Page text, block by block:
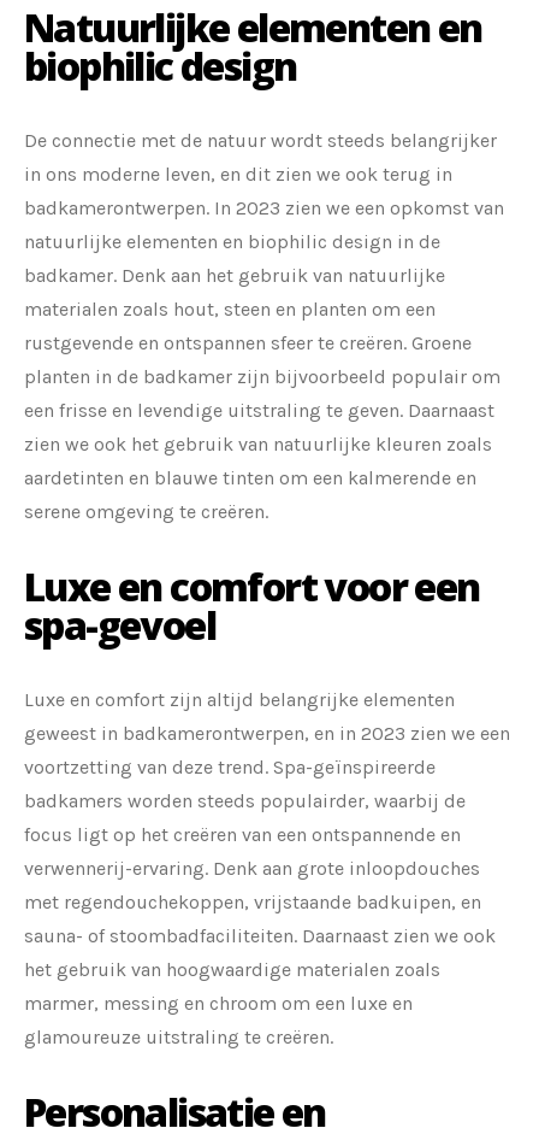
Natuurlijke elementen en
biophilic design
De connectie met de natuur wordt steeds belangrijker
in ons moderne leven, en dit zien we ook terug in
badkamerontwerpen. In 2023 zien we een opkomst van
natuurlijke elementen en biophilic design in de
badkamer. Denk aan het gebruik van natuurlijke
materialen zoals hout, steen en planten om een
rustgevende en ontspannen sfeer te creëren. Groene
planten in de badkamer zijn bijvoorbeeld populair om
een frisse en levendige uitstraling te geven. Daarnaast
zien we ook het gebruik van natuurlijke kleuren zoals
aardetinten en blauwe tinten om een kalmerende en
serene omgeving te creëren.
Luxe en comfort voor een
spa-gevoel
Luxe en comfort zijn altijd belangrijke elementen
geweest in badkamerontwerpen, en in 2023 zien we een
voortzetting van deze trend. Spa-geïnspireerde
badkamers worden steeds populairder, waarbij de
focus ligt op het creëren van een ontspannende en
verwennerij-ervaring. Denk aan grote inloopdouches
met regendouchekoppen, vrijstaande badkuipen, en
sauna- of stoombadfaciliteiten. Daarnaast zien we ook
het gebruik van hoogwaardige materialen zoals
marmer, messing en chroom om een luxe en
glamoureuze uitstraling te creëren.
Personalisatie en